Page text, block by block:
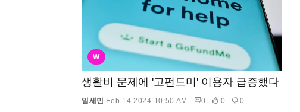
W
생활비 문제에 '고펀드미' 이용자 급증했다
임세민 Feb 14 2024 10:50 AM 0 0 0